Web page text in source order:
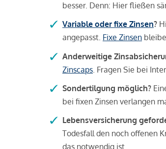
besser. Denn: Hier fließen
Variable oder fixe Zinsen?
angepasst. Fixe Zinsen
Anderweitige
Zinscaps . Fragen Sie bei
Sondertilgung möglich?
bei fixen Zinsen verlangen
Lebensversicherung
Todesfall den noch offenen
das notwendig ist.